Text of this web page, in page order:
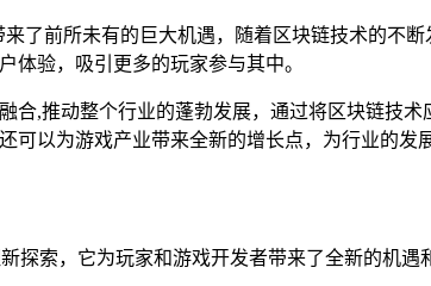
了前所未有的巨大机遇，随着区块链技术的不
体验，吸引更多的玩家参与其中。
合,推动整个行业的蓬勃发展，通过将区块链技
以为游戏产业带来全新的增长点，为行业的发
探索，它为玩家和游戏开发者带来了全新的机